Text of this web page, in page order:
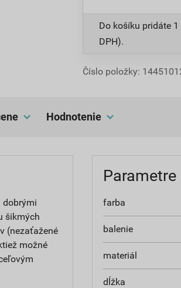
Do košíku pridáte 1
DPH).
Číslo položky:
hodnotenie
dobrými
šikmých
(nezaťažené
možné
Parametre
farba
balenie
materiál
dĺžka